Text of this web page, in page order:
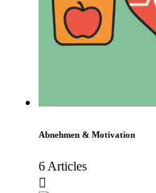
Abnehmen & Motivation
6 Articles